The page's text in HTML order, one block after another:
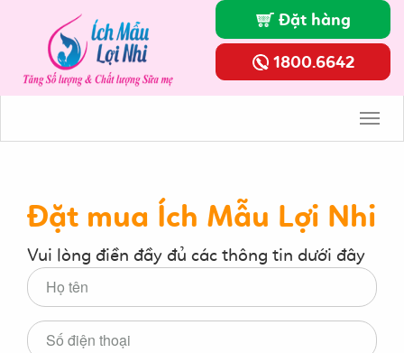
Đặt hàng
1800.6642
Đặt mua Ích Mẫu Lợi Nhi
Vui lòng điền đầy đủ các thông tin dưới đây